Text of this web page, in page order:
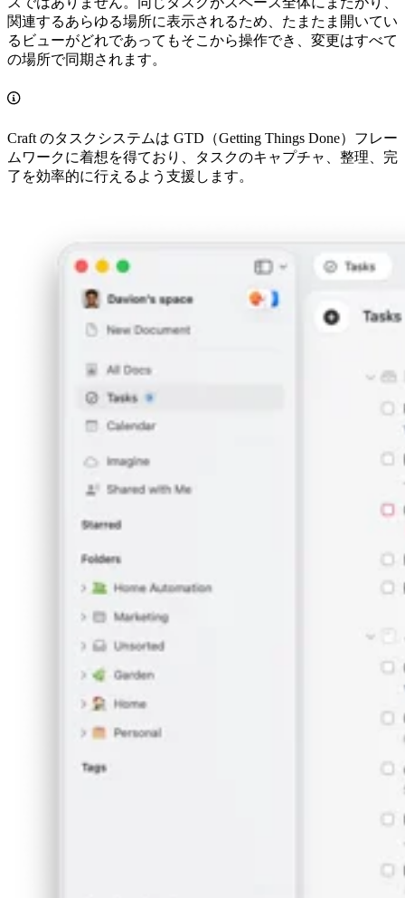
関連するあらゆる場所に表示されるため、たまたま開いてい
るビューがどれであってもそこから操作でき、変更はすべて
の場所で同期されます。
Craft のタスクシステムは GTD（Getting Things Done）フレー
ムワークに着想を得ており、タスクのキャプチャ、整理、完
了を効率的に行えるよう支援します。